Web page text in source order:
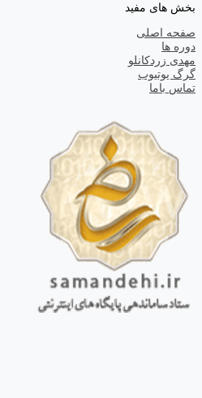
بخش های مفید
صفحه اصلی
دوره ها
مهدی زردکانلو
گرگ یوتیوب
تماس باما